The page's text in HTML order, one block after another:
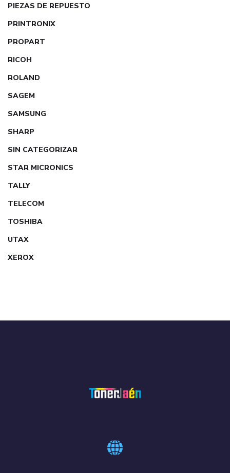
PIEZAS DE REPUESTO
PRINTRONIX
PROPART
RICOH
ROLAND
SAGEM
SAMSUNG
SHARP
SIN CATEGORIZAR
STAR MICRONICS
TALLY
TELECOM
TOSHIBA
UTAX
XEROX